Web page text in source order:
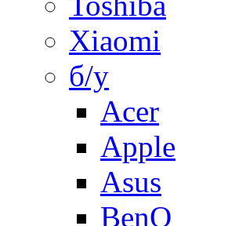
Xiaomi
б/у
Acer
Apple
Asus
BenQ